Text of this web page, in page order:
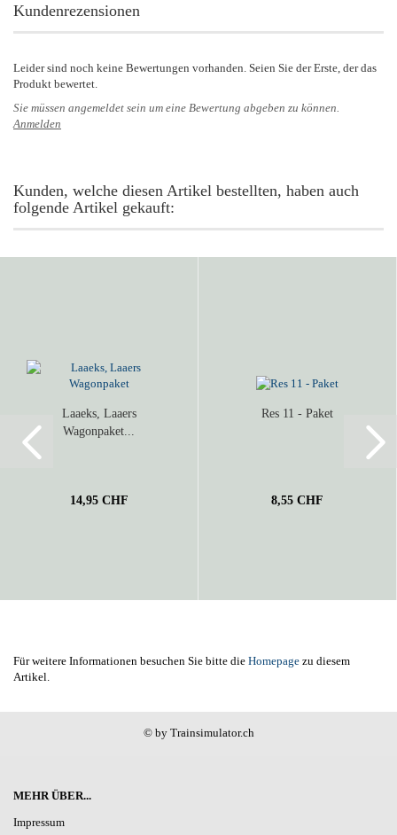
Kundenrezensionen
Leider sind noch keine Bewertungen vorhanden. Seien Sie der Erste, der das
Produkt bewertet.
Sie müssen angemeldet sein um eine Bewertung abgeben zu können.
Anmelden
Kunden, welche diesen Artikel bestellten, haben auch
folgende Artikel gekauft:
Laaeks, Laaers
Wagonpaket...
14,95 CHF
Res 11 - Paket
8,55 CHF
Für weitere Informationen besuchen Sie bitte die Homepage zu diesem
Artikel.
© by Trainsimulator.ch
MEHR ÜBER...
Impressum